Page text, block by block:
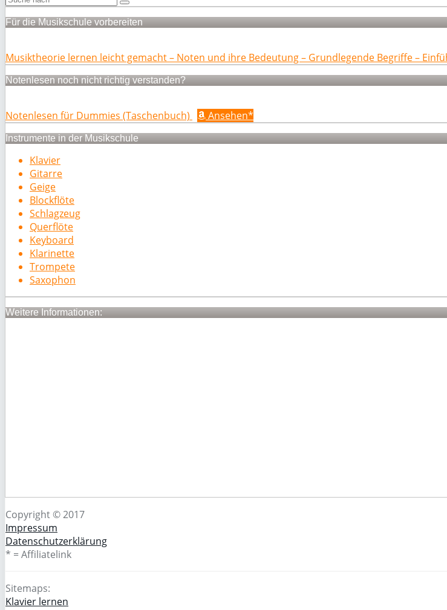
Für die Musikschule vorbereiten
Musiktheorie lernen leicht gemacht – Noten und ihre Bedeutung – Grundlegende Begriffe –
Notenlesen noch nicht richtig verstanden?
Notenlesen für Dummies (Taschenbuch) Ansehen*
Instrumente in der Musikschule
Klavier
Gitarre
Geige
Blockflöte
Schlagzeug
Querflöte
Keyboard
Klarinette
Trompete
Saxophon
Weitere Informationen:
Copyright © 2017
Impressum
Datenschutzerklärung
* = Affiliatelink
Sitemaps:
Klavier lernen